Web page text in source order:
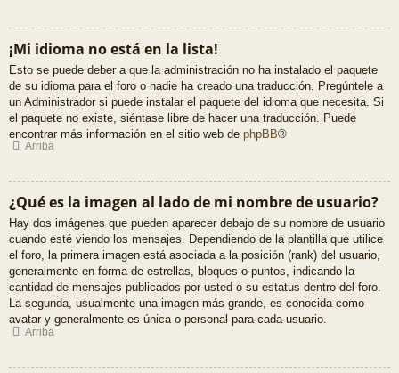
¡Mi idioma no está en la lista!
Esto se puede deber a que la administración no ha instalado el paquete
de su idioma para el foro o nadie ha creado una traducción. Pregúntele a
un Administrador si puede instalar el paquete del idioma que necesita. Si
el paquete no existe, siéntase libre de hacer una traducción. Puede
encontrar más información en el sitio web de phpBB®
Arriba
¿Qué es la imagen al lado de mi nombre de usuario?
Hay dos imágenes que pueden aparecer debajo de su nombre de usuario
cuando esté viendo los mensajes. Dependiendo de la plantilla que utilice
el foro, la primera imagen está asociada a la posición (rank) del usuario,
generalmente en forma de estrellas, bloques o puntos, indicando la
cantidad de mensajes publicados por usted o su estatus dentro del foro.
La segunda, usualmente una imagen más grande, es conocida como
avatar y generalmente es única o personal para cada usuario.
Arriba